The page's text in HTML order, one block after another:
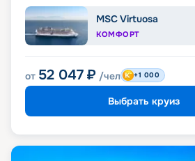
MSC Virtuosa
КОМФОРТ
от 52 047 ₽ /чел +1 000
Выбрать круиз